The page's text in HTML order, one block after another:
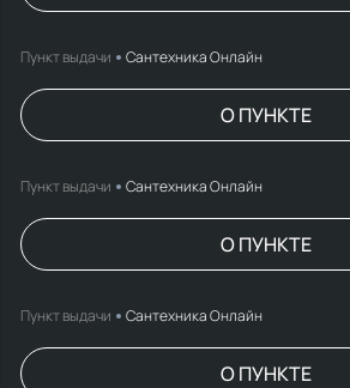
Пункт выдачи Сантехника Онлайн
О ПУНКТЕ
Пункт выдачи Сантехника Онлайн
О ПУНКТЕ
Пункт выдачи Сантехника Онлайн
О ПУНКТЕ